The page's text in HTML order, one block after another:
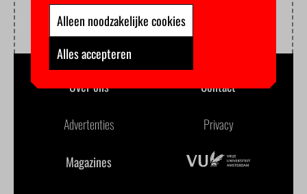
Over ons Contact
Advertenties Privacy
Magazines
Alleen noodzakelijke cookies
Alles accepteren